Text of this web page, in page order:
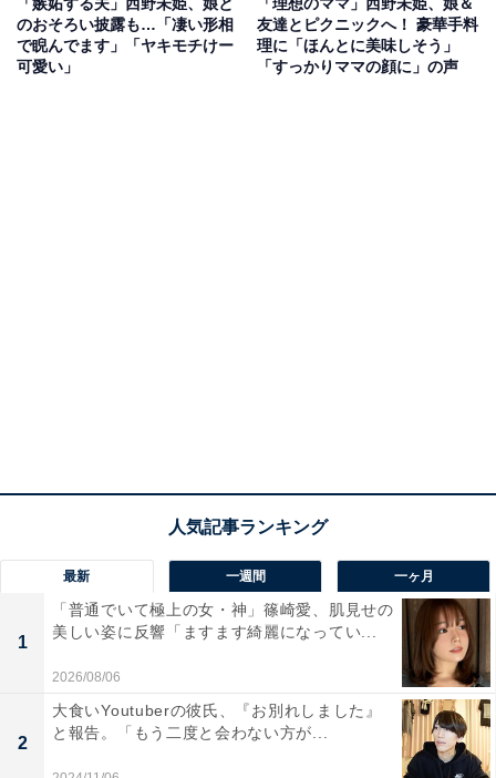
「嫉妬する夫」西野未姫、娘と
のおそろい披露も…「凄い形相
で睨んでます」「ヤキモチけー
可愛い」
「理想のママ」西野未姫、娘＆
友達とピクニックへ！ 豪華手料
理に「ほんとに美味しそう」
「すっかりママの顔に」の声
最新 一週間 一ヶ月
1
「普通でいて極上の女・神」篠崎愛、肌見せの
美しい姿に反響「ますます綺麗になってい...
2026/08/06
2
大食いYoutuberの彼氏、『お別れしました』
と報告。「もう二度と会わない方が...